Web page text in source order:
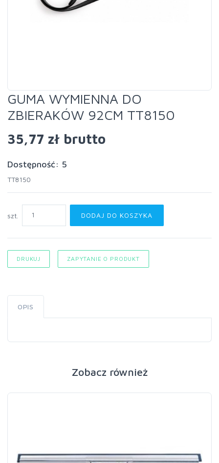
GUMA WYMIENNA DO
ZBIERAKÓW 92CM TT8150
35,77 zł brutto
Dostępność: 5
TT8150
szt. DODAJ DO KOSZYKA
DRUKUJ ZAPYTANIE O PRODUKT
OPIS
Zobacz również